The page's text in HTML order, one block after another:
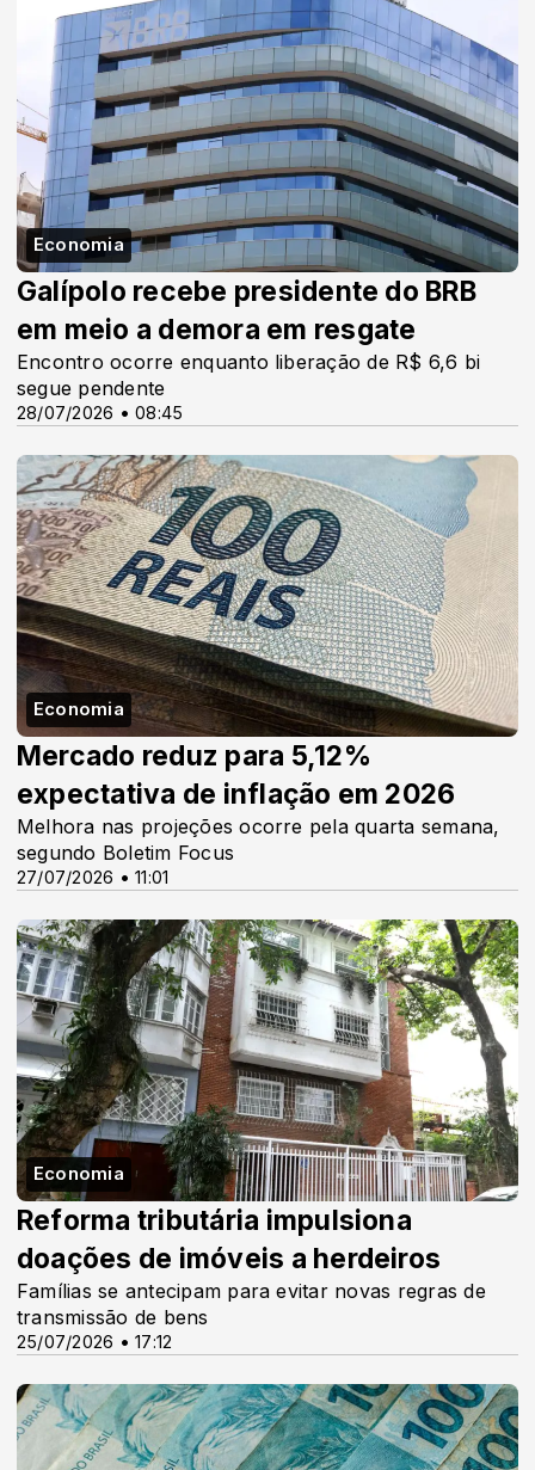
Economia
28/07/2026 • 08:45
Galípolo recebe presidente do BRB
em meio a demora em resgate
Encontro ocorre enquanto liberação de R$ 6,6 bi
segue pendente
Economia
27/07/2026 • 11:01
Mercado reduz para 5,12%
expectativa de inflação em 2026
Melhora nas projeções ocorre pela quarta semana,
segundo Boletim Focus
Economia
25/07/2026 • 17:12
Reforma tributária impulsiona
doações de imóveis a herdeiros
Famílias se antecipam para evitar novas regras de
transmissão de bens